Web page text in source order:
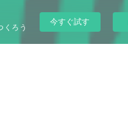
くろう
今すぐ試す